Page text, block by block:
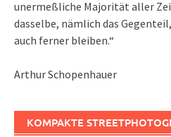
unermeßliche Majorität aller
dasselbe, nämlich das
auch ferner bleiben.“
Arthur Schopenhauer
KOMPAKTE